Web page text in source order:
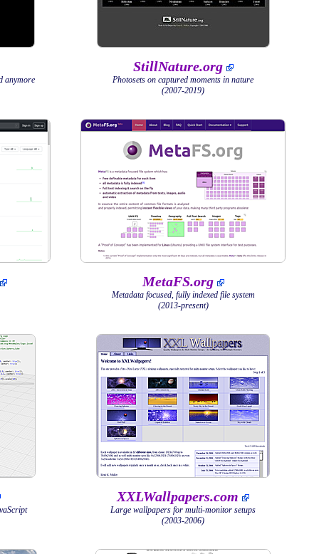
anymore
StillNature.org
Photosets on captured moments in nature
(2007-2019)
MetaFS.org
Metadata focused, fully indexed file system
(2013-present)
XXLWallpapers.com
Large wallpapers for multi-monitor setups
(2003-2006)